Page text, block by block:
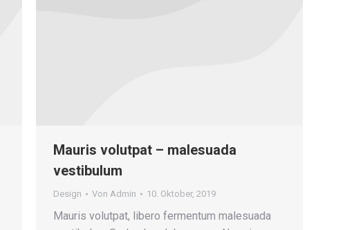
Mauris volutpat – malesuada
vestibulum
Design Von Admin 10. Oktober, 2019
Mauris volutpat, libero fermentum malesuada